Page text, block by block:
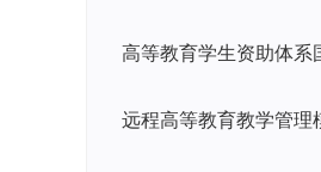
高等教育学生资助体系
远程高等教育教学管理